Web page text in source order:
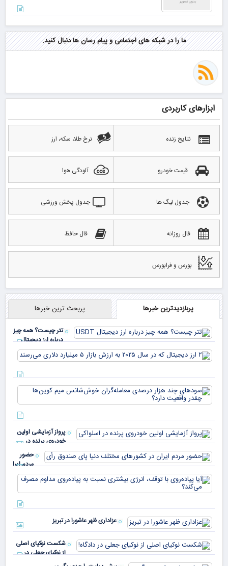
ما را در شبکه های اجتماعی و پیام رسان ها دنبال کنید.
ابزارهای کاربردی
نتایج زنده نرخ طلا، سکه، ارز
قیمت خودرو آلودگی هوا
جدول لیگ ها جدول پخش ورزشی
فال روزانه فال حافظ
بورس و فرابورس
پربازدیدترین خبرها پربحث ترین خبرها
تتر چیست؟ همه چیز
درباره ارز دیجیتال
USDT
پرواز آزمایشی اولین
خودروی پرنده در
اسلواکی
حضور
مردم ایران
در
کشورهای
مختلف
دنیا پای
صندوق
عزاداری ظهر عاشورا در تبریز
شکست نوکیای اصلی
از نوکیای جعلی در
دادگاه!